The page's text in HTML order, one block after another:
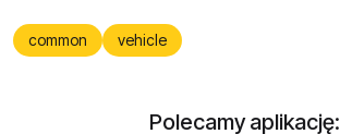
common vehicle
Polecamy aplikację: